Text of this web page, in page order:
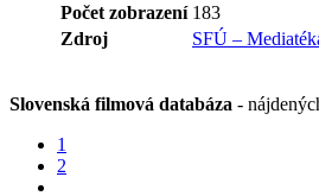
Počet zobrazení 183
Zdroj
SFÚ –
Slovenská filmová databáza -
1
2